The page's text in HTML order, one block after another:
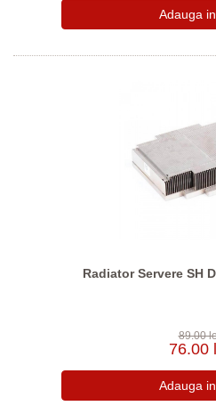
Radiator Servere SH
89.00
76.00